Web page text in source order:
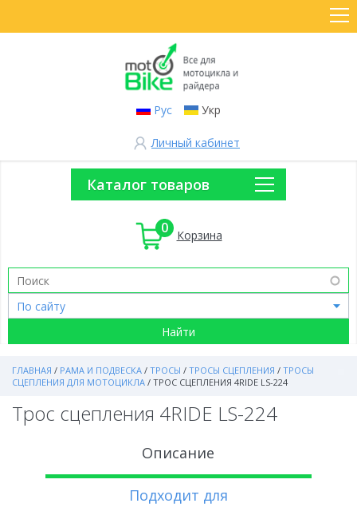
Рус Укр
Личный кабинет
Каталог товаров
0 Корзина
ГЛАВНАЯ / РАМА И ПОДВЕСКА / ТРОСЫ / ТРОСЫ СЦЕПЛЕНИЯ / ТРОСЫ
СЦЕПЛЕНИЯ ДЛЯ МОТОЦИКЛА / ТРОС СЦЕПЛЕНИЯ 4RIDE LS-224
Трос сцепления 4RIDE LS-224
Описание
Подходит для